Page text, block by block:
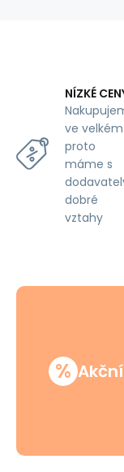
NÍZKÉ
ve
proto
máme s
dobré
vztahy
%